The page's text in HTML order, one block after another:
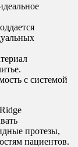
с системой
протезы,
пациентов.